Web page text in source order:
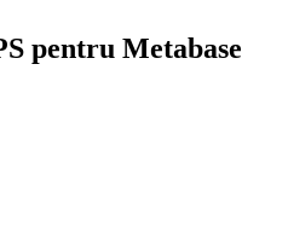
pentru Metabase